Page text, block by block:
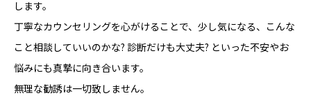
します。
丁寧なカウンセリングを心がけることで、少し気になる、こんな
こと相談していいのかな? 診断だけも大丈夫? といった不安やお
悩みにも真摯に向き合います。
無理な勧誘は一切致しません。